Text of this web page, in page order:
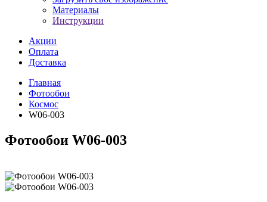
Материалы
Инструкции
Акции
Оплата
Доставка
Главная
Фотообои
Космос
W06-003
Фотообои W06-003